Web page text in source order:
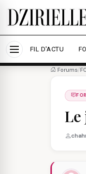
Nous utilisons
FIL D'ACTU
Forums/
Le